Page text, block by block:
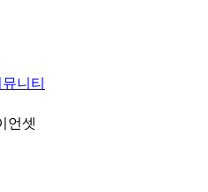
니티
언셋